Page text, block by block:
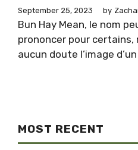
September 25, 2023 by
Bun Hay Mean, le nom
prononcer pour certains,
aucun doute l’image d’un
MOST RECENT